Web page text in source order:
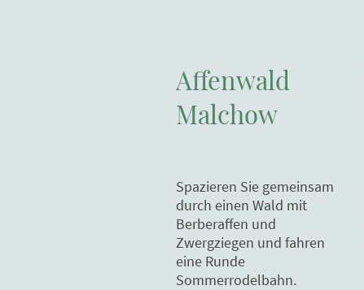
Affenwald
Malchow
Spazieren Sie gemeinsam
durch einen Wald mit
Berberaffen und
Zwergziegen und fahren
eine Runde
Sommerrodelbahn.